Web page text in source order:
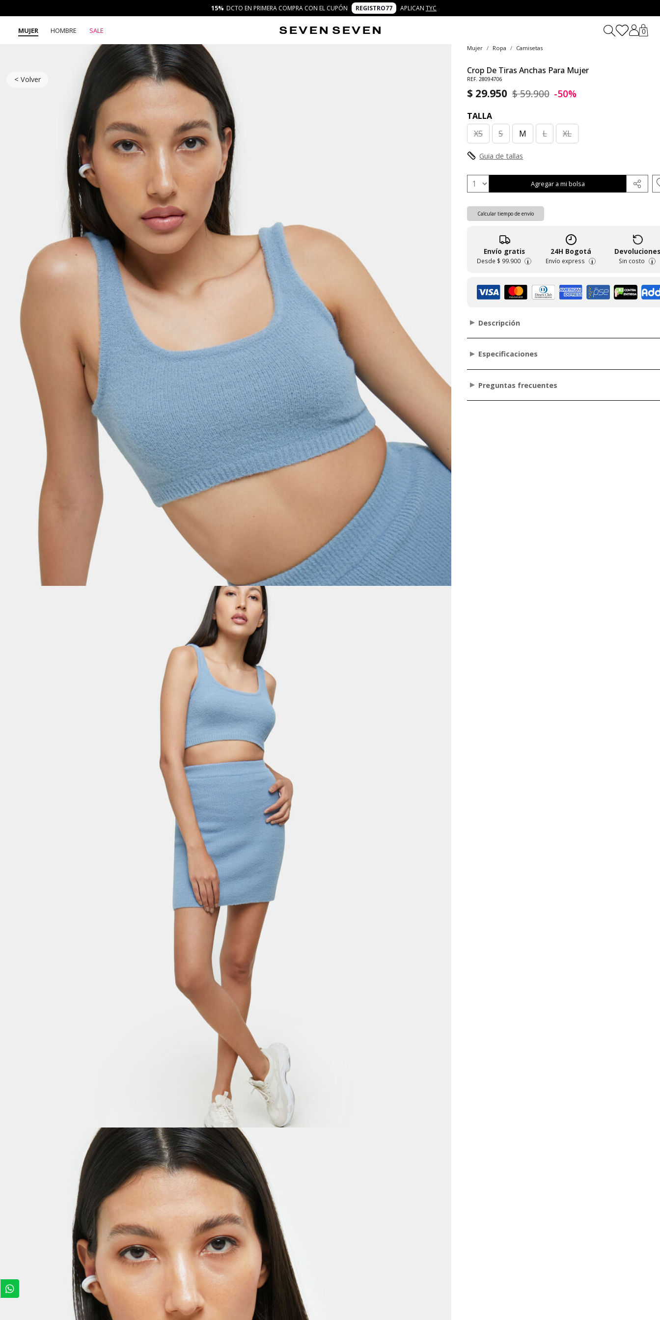
15% DCTO EN PRIMERA COMPRA CON EL CUPÓN REGISTRO77 APLICAN TYC
MUJER HOMBRE SALE 0
< Volver
Mujer Ropa Camisetas
Crop De Tiras Anchas Para Mujer
REF. 28094706
$ 29.950 $ 59.900 -50%
TALLA
XS
S M L XL
Guia de tallas
Agregar a mi bolsa
Calcular tiempo de envío
Envío gratis
Desde $ 99.900 i
24H Bogotá
Envío express i
Devoluciones
Sin costo i
Descripción
Especificaciones
Preguntas frecuentes